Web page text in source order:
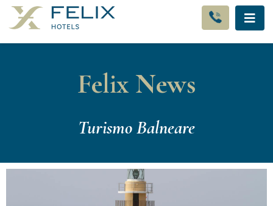
Felix News
Turismo Balneare